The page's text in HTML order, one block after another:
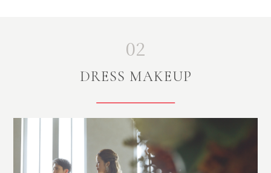
02
DRESS MAKEUP